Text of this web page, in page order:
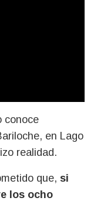
conoce
en Lago
realidad.
que, si
los ocho